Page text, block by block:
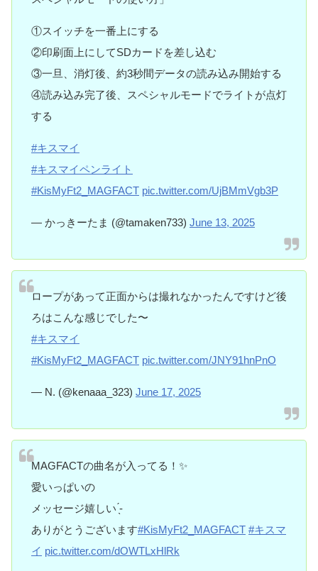
①スイッチを一番上にする
②印刷面上にしてSDカードを差し込む
③一旦、消灯後、約3秒間データの読み込み開始する
④読み込み完了後、スペシャルモードでライトが点灯
する
#キスマイ
#キスマイペンライト
#KisMyFt2_MAGFACT pic.twitter.com/UjBMmVgb3P
— かっきーたま (@tamaken733) June 13, 2025
ロープがあって正面からは撮れなかったんですけど後
ろはこんな感じでした〜
#キスマイ
#KisMyFt2_MAGFACT pic.twitter.com/JNY91hnPnO
— N. (@kenaaa_323) June 17, 2025
MAGFACTの曲名が入ってる！✨
愛いっぱいの
メッセージ嬉しい ̖́-
ありがとうございます#KisMyFt2_MAGFACT #キスマ
イ pic.twitter.com/dOWTLxHlRk